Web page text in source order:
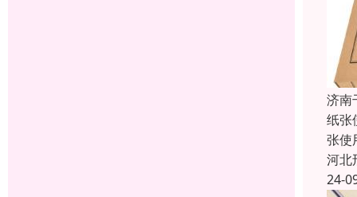
济南
纸张
张使
河北
24-